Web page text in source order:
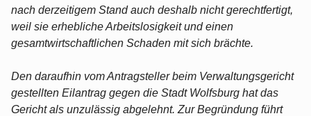
nach derzeitigem Stand auch deshalb nicht gerechtfertigt,
weil sie erhebliche Arbeitslosigkeit und einen
gesamtwirtschaftlichen Schaden mit sich brächte.
Den daraufhin vom Antragsteller beim Verwaltungsgericht
gestellten Eilantrag gegen die Stadt Wolfsburg hat das
Gericht als unzulässig abgelehnt. Zur Begründung führt